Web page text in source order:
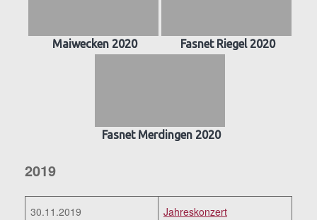
Maiwecken 2020 Fasnet Riegel 2020
Fasnet Merdingen 2020
2019
30.11.2019 Jahreskonzert